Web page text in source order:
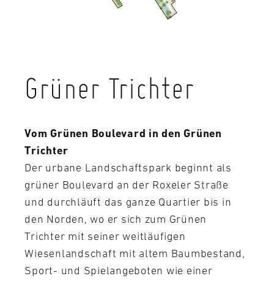
Grüner Trichter
Vom Grünen Boulevard in den Grünen
Trichter
Der urbane Landschaftspark beginnt als
grüner Boulevard an der Roxeler Straße
und durchläuft das ganze Quartier bis in
den Norden, wo er sich zum Grünen
Trichter mit seiner weitläufigen
Wiesenlandschaft mit altem Baumbestand,
Sport- und Spielangeboten wie einer